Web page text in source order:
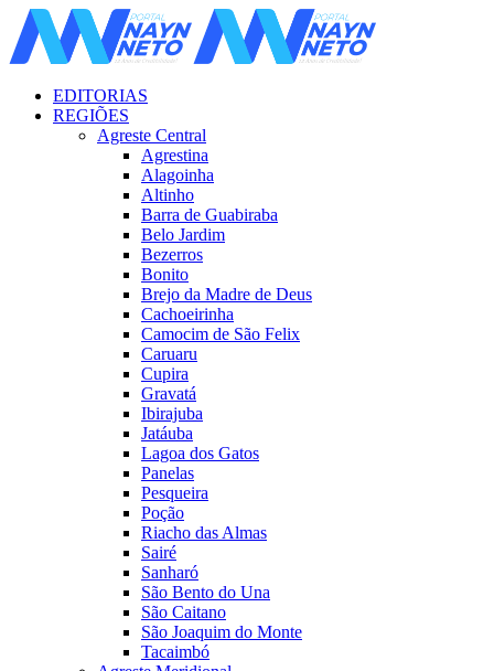
EDITORIAS
REGIÕES
Agreste Central
Agrestina
Alagoinha
Altinho
Barra de Guabiraba
Belo Jardim
Bezerros
Bonito
Brejo da Madre de Deus
Cachoeirinha
Camocim de São Felix
Caruaru
Cupira
Gravatá
Ibirajuba
Jatáuba
Lagoa dos Gatos
Panelas
Pesqueira
Poção
Riacho das Almas
Sairé
Sanharó
São Bento do Una
São Caitano
São Joaquim do Monte
Tacaimbó